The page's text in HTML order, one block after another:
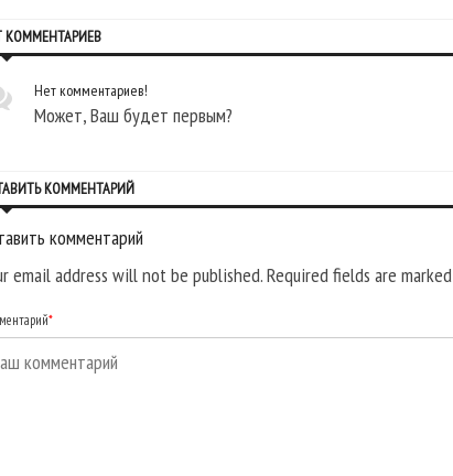
КОММЕНТАРИЕВ
Нет комментариев!
Может, Ваш будет первым?
КОММЕНТАРИЙ
комментарий
email address will not be published. Required fields are marked
*